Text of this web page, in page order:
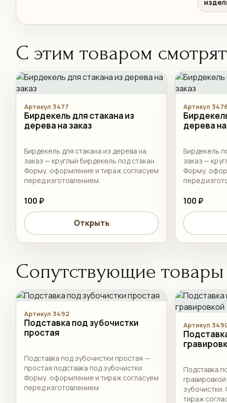
С этим товаром смотрят
Артикул 3477
Бирдекель для стакана из
дерева на заказ
Бирдекель для стакана из дерева на
заказ — круглый бирдекель под стакан.
Форму, оформление и тираж согласуем
перед изготовлением.
100 ₽
Открыть
Артикул
дерева
Бирдекель
заказ —
Форму,
перед
100 ₽
Сопутствующие товары
Артикул 3492
Подставка под зубочистки
простая
Подставка под зубочистки простая —
простая подставка под зубочистки.
Форму, оформление и тираж согласуем
перед изготовлением.
Артикул
Подставка
тираж